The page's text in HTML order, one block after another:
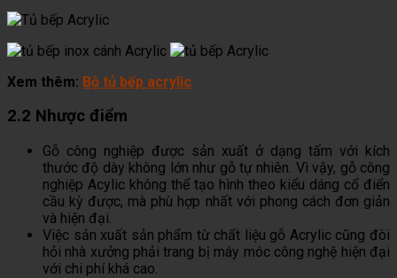
Xem thêm: Bộ tủ bếp acrylic
2.2 Nhược điểm
Gỗ công nghiệp được sản xuất ở dạng tấm với kích
thước độ dày không lớn như gỗ tự nhiên. Vì vậy, gỗ công
nghiệp Acylic không thể tạo hình theo kiểu dáng cổ điển
cầu kỳ được, mà phù hợp nhất với phong cách đơn giản
và hiện đại.
Việc sản xuất sản phẩm từ chất liệu gỗ Acrylic cũng đòi
hỏi nhà xưởng phải trang bị máy móc công nghệ hiện đại
với chi phí khá cao.